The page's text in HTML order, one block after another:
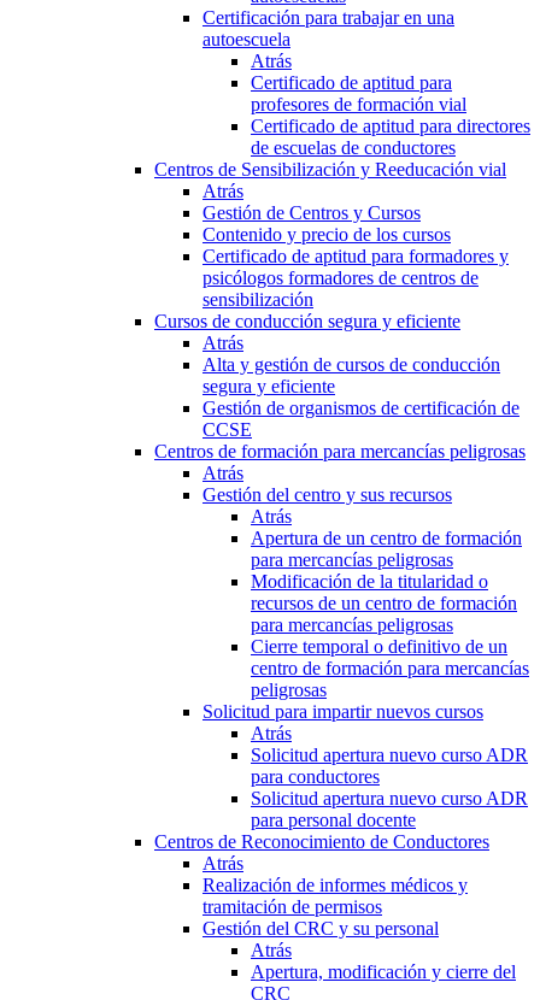
Certificación para trabajar en una
autoescuela
Atrás
Certificado de aptitud para
profesores de formación vial
Certificado de aptitud para directores
de escuelas de conductores
Centros de Sensibilización y Reeducación vial
Atrás
Gestión de Centros y Cursos
Contenido y precio de los cursos
Certificado de aptitud para formadores y
psicólogos formadores de centros de
sensibilización
Cursos de conducción segura y eficiente
Atrás
Alta y gestión de cursos de conducción
segura y eficiente
Gestión de organismos de certificación de
CCSE
Centros de formación para mercancías peligrosas
Atrás
Gestión del centro y sus recursos
Atrás
Apertura de un centro de formación
para mercancías peligrosas
Modificación de la titularidad o
recursos de un centro de formación
para mercancías peligrosas
Cierre temporal o definitivo de un
centro de formación para mercancías
peligrosas
Solicitud para impartir nuevos cursos
Atrás
Solicitud apertura nuevo curso ADR
para conductores
Solicitud apertura nuevo curso ADR
para personal docente
Centros de Reconocimiento de Conductores
Atrás
Realización de informes médicos y
tramitación de permisos
Gestión del CRC y su personal
Atrás
Apertura, modificación y cierre del
CRC